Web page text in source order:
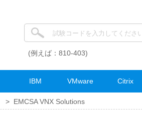
(例えば：810-403)
IBM VMware Citrix
> EMCSA VNX Solutions